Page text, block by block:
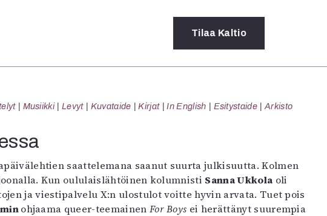
Tilaus ja
Toimitus
Mediatiedot
Kaltio ry
Tilaa Kaltio
Musiikki Levyt Kuvataide Kirjat In English Esitystaide Arkisto
saattelemana saanut suurta julkisuutta. Kolmen
Kun oululaislähtöinen kolumnisti Sanna Ukkola oli
ja viestipalvelu X:n ulostulot voitte hyvin arvata. Tuet pois
ohjaama queer-teemainen For Boys ei herättänyt suurempia